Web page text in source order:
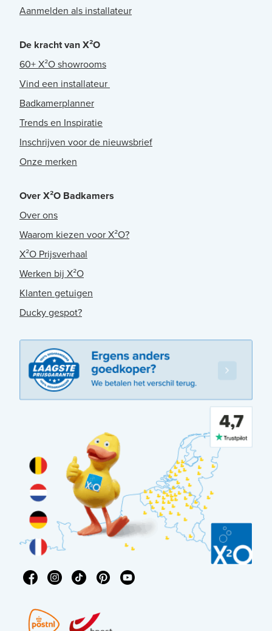
Aanmelden als installateur
De kracht van X²O
60+ X²O showrooms
Vind een installateur
Badkamerplanner
Trends en Inspiratie
Inschrijven voor de nieuwsbrief
Onze merken
Over X²O Badkamers
Over ons
Waarom kiezen voor X²O?
X²O Prijsverhaal
Werken bij X²O
Klanten getuigen
Ducky gespot?